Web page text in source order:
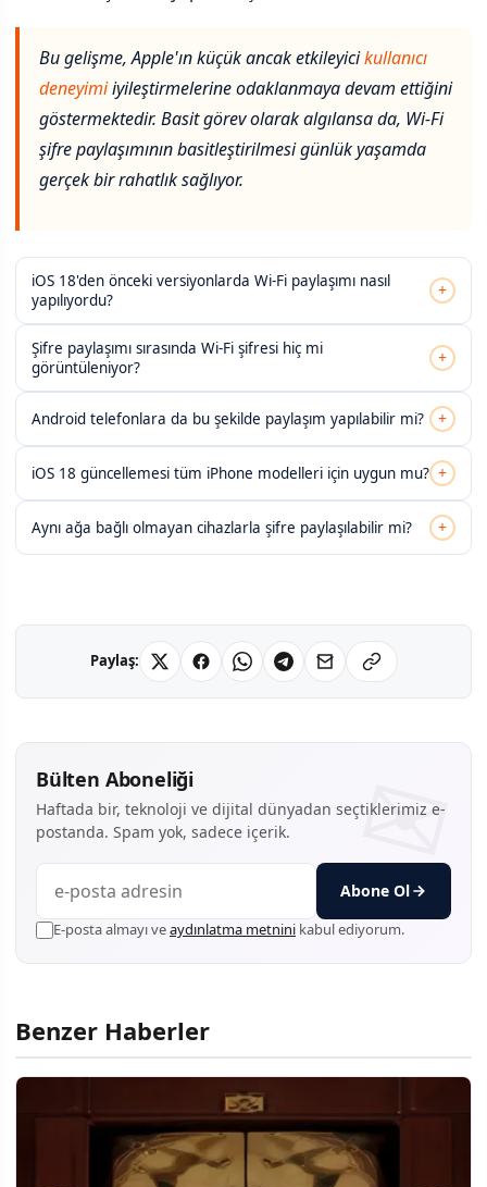
Bu gelişme, Apple'ın küçük ancak etkileyicikullanıcı
deneyimiiyileştirmelerine odaklanmaya devam ettiğini
göstermektedir. Basit görev olarak algılansa da, Wi-Fi
şifre paylaşımının basitleştirilmesi günlük yaşamda
gerçek bir rahatlık sağlıyor.
iOS 18'den önceki versiyonlarda Wi-Fi paylaşımı nasıl
yapılıyordu?
+
Şifre paylaşımı sırasında Wi-Fi şifresi hiç mi
görüntüleniyor?
+
Android telefonlara da bu şekilde paylaşım yapılabilir mi? +
iOS 18 güncellemesi tüm iPhone modelleri için uygun mu? +
Aynı ağa bağlı olmayan cihazlarla şifre paylaşılabilir mi? +
Paylaş:
Bülten Aboneliği
Haftada bir, teknoloji ve dijital dünyadan seçtiklerimiz e-
postanda. Spam yok, sadece içerik.
Abone Ol
E-posta almayı veaydınlatma metnini kabul ediyorum.
Benzer Haberler